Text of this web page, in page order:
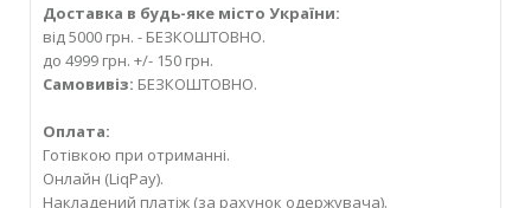
Доставка в будь-яке місто України:
від 5000 грн. - БЕЗКОШТОВНО.
до 4999 грн. +/- 150 грн.
Самовивіз: БЕЗКОШТОВНО.
Оплата:
Готівкою при отриманні.
Онлайн (LiqPay).
Накладений платіж (за рахунок одержувача).